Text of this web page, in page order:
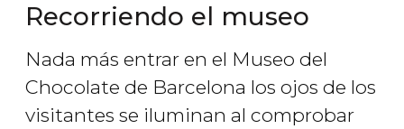
Recorriendo el museo
Nada más entrar en el Museo del
Chocolate de Barcelona los ojos de los
visitantes se iluminan al comprobar